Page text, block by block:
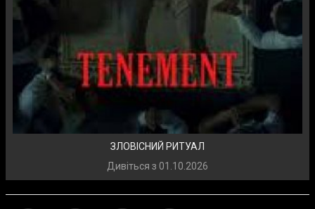
ЗЛОВІСНИЙ РИТУАЛ
Дивіться з 01.10.2026